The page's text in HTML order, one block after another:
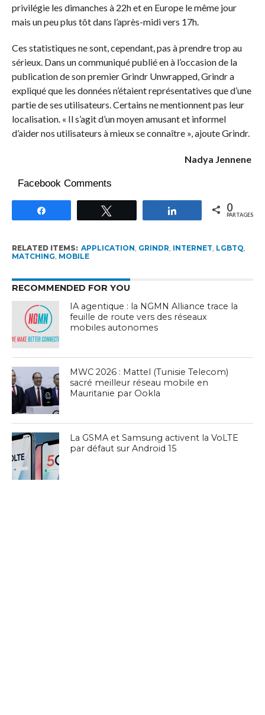
privilégie les dimanches à 22h et en Europe le même jour
mais un peu plus tôt dans l’après-midi vers 17h.
Ces statistiques ne sont, cependant, pas à prendre trop au
sérieux. Dans un communiqué publié en à l’occasion de la
publication de son premier Grindr Unwrapped, Grindr a
expliqué que les données n’étaient représentatives que d’une
partie de ses utilisateurs. Certains ne mentionnent pas leur
localisation. « Il s’agit d’un moyen amusant et informel
d’aider nos utilisateurs à mieux se connaître », ajoute Grindr.
Nadya Jennene
Facebook Comments
Partagez 0
PARTAGES
RELATED ITEMS: APPLICATION, GRINDR, INTERNET, LGBTQ,
MATCHING, MOBILE
RECOMMENDED FOR YOU
IA agentique : la NGMN Alliance trace la
feuille de route vers des réseaux
mobiles autonomes
MWC 2026 : Mattel (Tunisie Telecom)
sacré meilleur réseau mobile en
Mauritanie par Ookla
La GSMA et Samsung activent la VoLTE
par défaut sur Android 15